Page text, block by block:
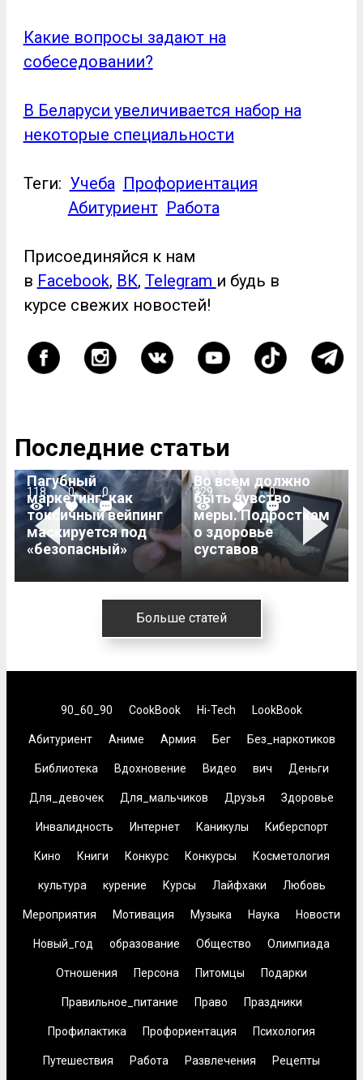
Какие вопросы задают на
собеседовании?
В Беларуси увеличивается набор на
некоторые специальности
Теги: Учеба Профориентация
Абитуриент Работа
Присоединяйся к нам
в Facebook, ВК, Telegram и будь в
курсе свежих новостей!
Последние статьи
Previous
118 0 0
Пагубный
маркетинг: как
токсичный вейпинг
маскируется под
«безопасный»
329 2 0
Во всем должно
быть чувство
меры. Подросткам
о здоровье
суставов
Next
Больше статей
90_60_90 CookBook Hi-Tech LookBook
Абитуриент Аниме Армия Бег Без_наркотиков
Библиотека Вдохновение Видео вич Деньги
Для_девочек Для_мальчиков Друзья Здоровье
Инвалидность Интернет Каникулы Киберспорт
Кино Книги Конкурс Конкурсы Косметология
культура курение Курсы Лайфхаки Любовь
Мероприятия Мотивация Музыка Наука Новости
Новый_год образование Общество Олимпиада
Отношения Персона Питомцы Подарки
Правильное_питание Право Праздники
Профилактика Профориентация Психология
Путешествия Работа Развлечения Рецепты